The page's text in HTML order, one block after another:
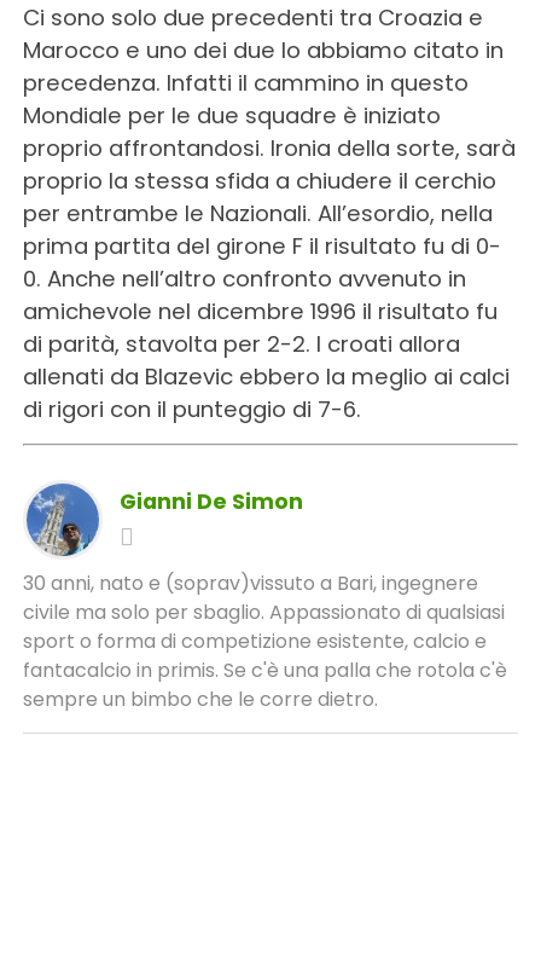
Ci sono solo due precedenti tra Croazia e
Marocco e uno dei due lo abbiamo citato in
precedenza. Infatti il cammino in questo
Mondiale per le due squadre è iniziato
proprio affrontandosi. Ironia della sorte, sarà
proprio la stessa sfida a chiudere il cerchio
per entrambe le Nazionali. All’esordio, nella
prima partita del girone F il risultato fu di 0-
0. Anche nell’altro confronto avvenuto in
amichevole nel dicembre 1996 il risultato fu
di parità, stavolta per 2-2. I croati allora
allenati da Blazevic ebbero la meglio ai calci
di rigori con il punteggio di 7-6.
Gianni De Simon
30 anni, nato e (soprav)vissuto a Bari, ingegnere
civile ma solo per sbaglio. Appassionato di qualsiasi
sport o forma di competizione esistente, calcio e
fantacalcio in primis. Se c'è una palla che rotola c'è
sempre un bimbo che le corre dietro.